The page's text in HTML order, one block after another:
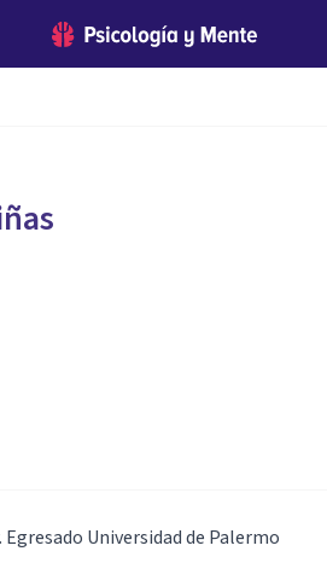
Universidad de Palermo